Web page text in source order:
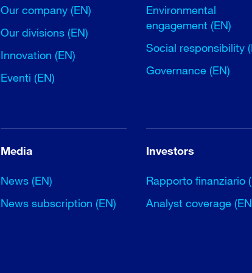
Our company (EN)
Our divisions (EN)
Innovation (EN)
Eventi (EN)
Environmental
engagement (EN)
Social responsibility
Governance (EN)
Media
News (EN)
News subscription (EN)
Investors
Rapporto finanziario
Analyst coverage